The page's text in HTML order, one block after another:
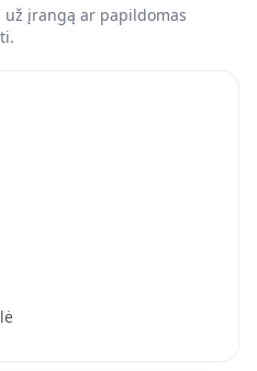
už įrangą ar papildomas